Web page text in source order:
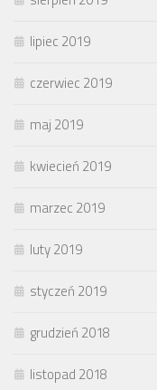
lipiec 2019
czerwiec 2019
maj 2019
kwiecień 2019
marzec 2019
luty 2019
styczeń 2019
grudzień 2018
listopad 2018